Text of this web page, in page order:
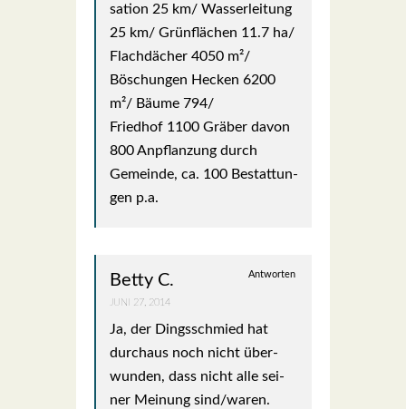
sa­ti­on 25 km/ Was­ser­lei­tung
25 km/ Grün­flä­chen 11.7 ha/
Flach­dä­cher 4050 m²/
Böschun­gen Hecken 6200
m²/ Bäu­me 794/
Fried­hof 1100 Grä­ber davon
800 Anpflan­zung durch
Gemein­de, ca. 100 Bestat­tun­
gen p.a.
Betty C. Antworten
JUNI 27, 2014
Ja, der Dings­schmied hat
durch­aus noch nicht über­
wun­den, dass nicht alle sei­
ner Mei­nung sind/waren.